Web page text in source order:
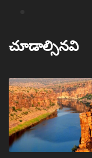
చూడాల్సినవి